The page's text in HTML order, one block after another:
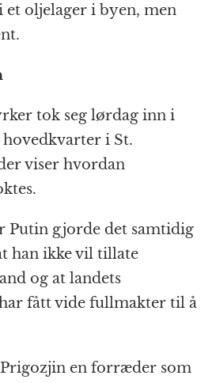
et oljelager i byen, men
tok seg lørdag inn i
i St.
viser hvordan
Putin gjorde det samtidig
han ikke vil tillate
og at landets
fått vide fullmakter til å
en forræder som